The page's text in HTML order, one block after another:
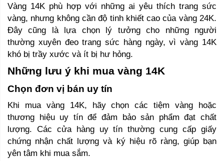
Vàng 14K phù hợp với những ai yêu thích trang sức
vàng, nhưng không cần độ tinh khiết cao của vàng 24K.
Đây cũng là lựa chọn lý tưởng cho những người
thường xuyên đeo trang sức hàng ngày, vì vàng 14K
khó bị trầy xước và ít bị hư hỏng.
Những lưu ý khi mua vàng 14K
Chọn đơn vị bán uy tín
Khi mua vàng 14K, hãy chọn các tiệm vàng hoặc
thương hiệu uy tín để đảm bảo sản phẩm đạt chất
lượng. Các cửa hàng uy tín thường cung cấp giấy
chứng nhận chất lượng và ký hiệu rõ ràng, giúp bạn
yên tâm khi mua sắm.